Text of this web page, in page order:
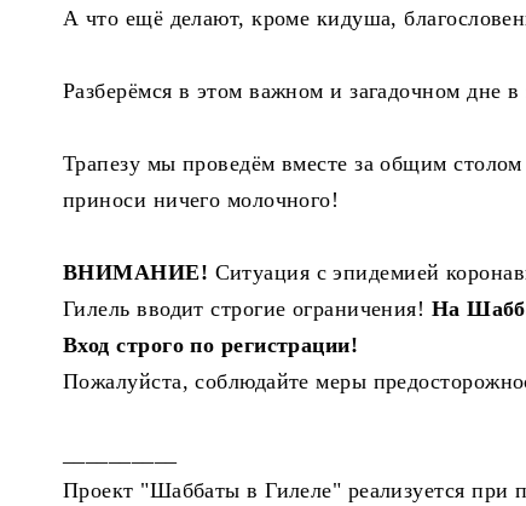
А что ещё делают, кроме кидуша,
Разберёмся в этом важном и загадочном дне в
Трапезу мы проведём вместе за общим
приноси ничего молочного!
ВНИМАНИЕ! Ситуация с эпидемией
Гилель вводит строгие ограничения! На
Вход строго по регистрации!
Пожалуйста, соблюдайте меры
Проект "Шаббаты в Гилеле" реализуется при